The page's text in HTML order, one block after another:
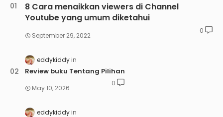
8 Cara menaikkan viewers di Channel
Youtube yang umum diketahui
September 29, 2022
0
eddykiddy
Review buku Tentang Pilihan
May 10, 2026
0
eddykiddy